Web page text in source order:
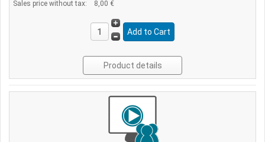
Sales price without tax:
8,00 €
Product details